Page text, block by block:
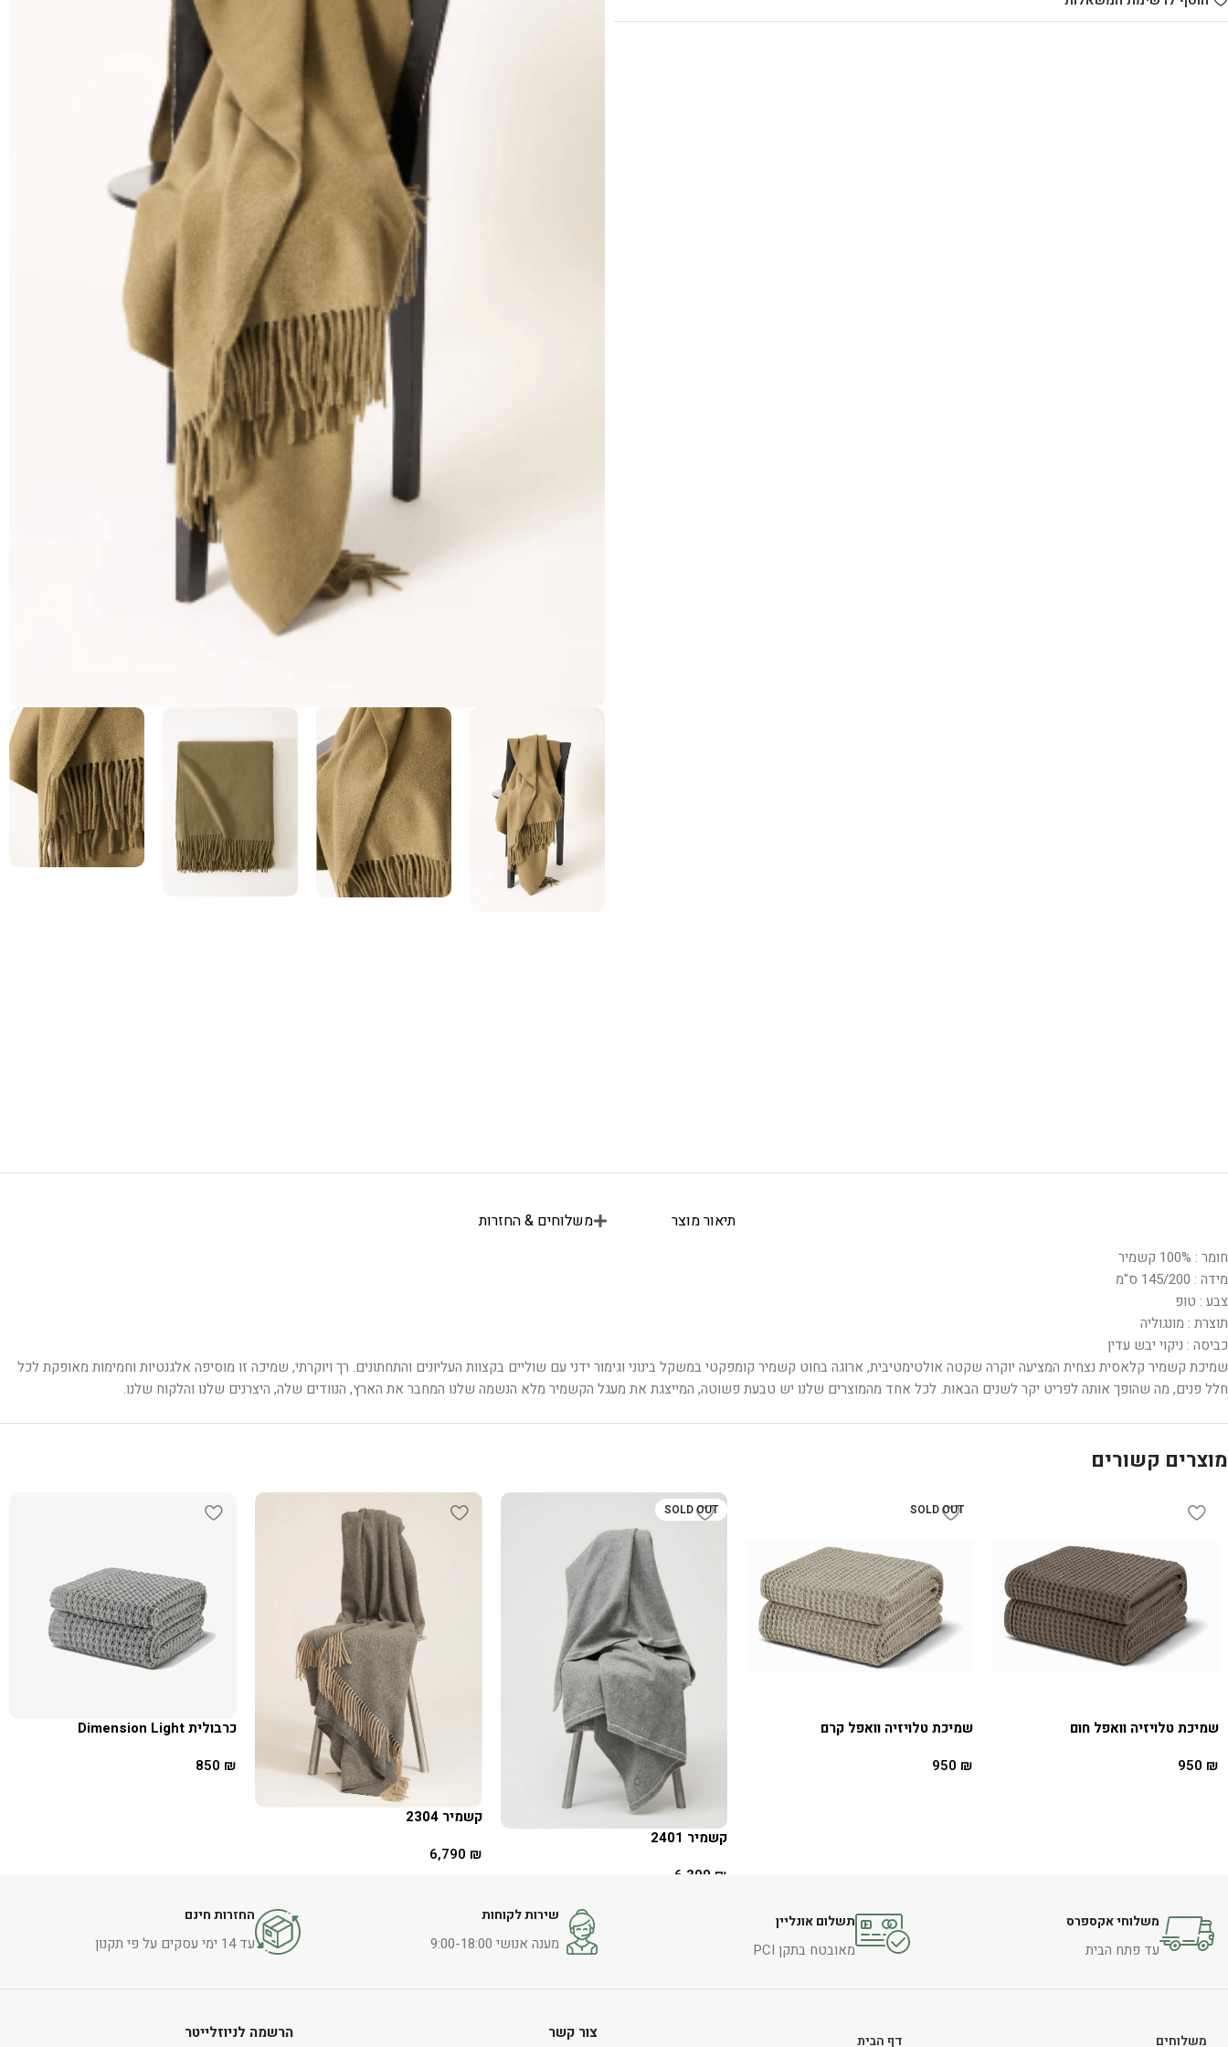
תיאור מוצר משלוחים & החזרות
חומר : 100% קשמיר
מידה : 145/200 ס"מ
צבע : טופ
תוצרת : מונגוליה
כביסה : ניקוי יבש עדין
שמיכת קשמיר קלאסית נצחית המציעה יוקרה שקטה אולטימטיבית, ארוגה בחוט קשמיר קומפקטי במשקל בינוני וגימור ידני עם שוליים בקצוות העליונים והתחתונים. רך ויוקרתי, שמיכה זו מוסיפה אלגנטיות וחמימות מאופקת לכל
חלל פנים, מה שהופך אותה לפריט יקר לשנים הבאות. לכל אחד מהמוצרים שלנו יש טבעת פשוטה, המייצגת את מעגל הקשמיר מלא הנשמה שלנו המחבר את הארץ, הנוודים שלה, היצרנים שלנו והלקוח שלנו.
מוצרים קשורים
שמיכת טלויזיה וואפל חום
950 ₪
SOLD OUT
שמיכת טלויזיה וואפל קרם
950 ₪
SOLD OUT
קשמיר 2401
6,300 ₪
קשמיר 2304
6,790 ₪
כרבולית Dimension Light
850 ₪
משלוחי אקספרס
עד פתח הבית
תשלום אונליין
מאובטח בתקן PCI
שירות לקוחות
מענה אנושי 9:00-18:00
החזרות חינם
עד 14 ימי עסקים על פי תקנון
משלוחים דף הבית צור קשר הרשמה לניוזלייטר